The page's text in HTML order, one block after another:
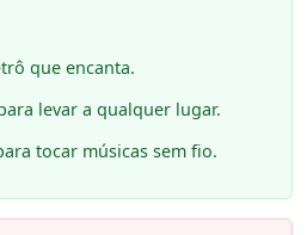
que encanta.
levar a qualquer lugar.
tocar músicas sem fio.